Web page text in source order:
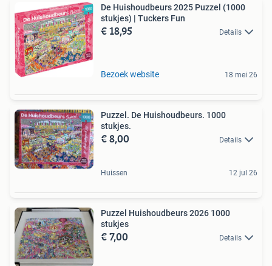
De Huishoudbeurs 2025 Puzzel (1000
stukjes) | Tuckers Fun
€ 18,95 Details
Bezoek website 18 mei 26
Puzzel. De Huishoudbeurs. 1000
stukjes.
€ 8,00 Details
Huissen 12 jul 26
Puzzel Huishoudbeurs 2026 1000
stukjes
€ 7,00 Details